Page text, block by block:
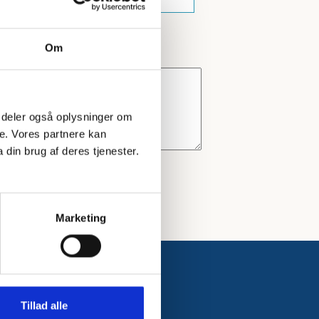
Om
også oplysninger om
Vores partnere kan
din brug af deres tjenester.
Marketing
Tillad alle